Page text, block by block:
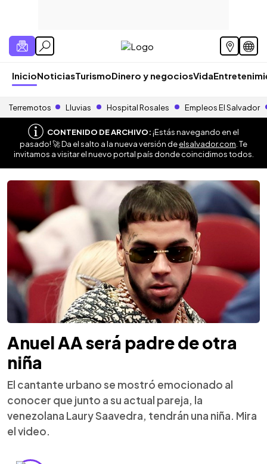
InicioNoticiasTurismoDinero y negociosVida
Terremotos Lluvias Hospital Rosales Empleos El Salvador
CONTENIDO DE ARCHIVO:¡Estás navegando en el
pasado! 🚀 Da el salto a la nueva versión deelsalvador.com . Te
invitamos a visitar el nuevo portal país donde coincidimos todos.
Anuel AA será padre de otra
niña
El cantante urbano se mostró emocionado al
conocer que junto a su actual pareja, la
venezolana Laury Saavedra, tendrán una niña. Mira
el video.